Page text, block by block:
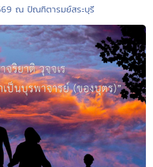
ณ ปัณฑิตารมย์สระบุรี